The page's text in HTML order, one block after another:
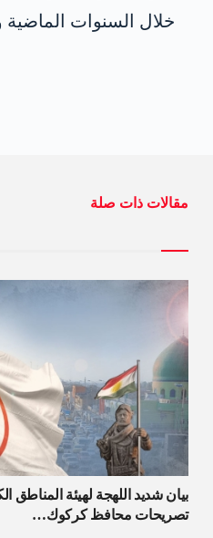
خلال السنوات
مقالات ذات صلة
بيان شديد اللهجة لهيئة المناطق
تصريحات محافظ كركوك…